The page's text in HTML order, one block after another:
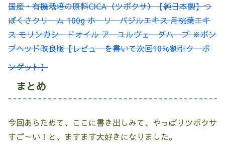
国産・有機栽培の原料CICA（ツボクサ）【純日本製】つ
ぼくさクリーム 100g ホーリーバジルエキス 月桃葉エキ
ス モリンガシードオイル アーユルヴェーダハーブ ※ポン
プヘッド改良版【レビューを書いて次回10％割引クーポ
ンゲット】
まとめ
今回あらためて、ここに書き出しみて、やっぱりツボクサ
すご～い！と、ますます大好きになりました。